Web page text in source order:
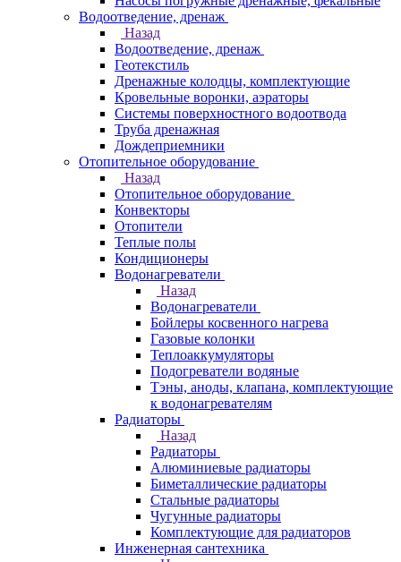
Водоотведение, дренаж
Назад
Водоотведение, дренаж
Геотекстиль
Дренажные колодцы, комплектующие
Кровельные воронки, аэраторы
Системы поверхностного водоотвода
Труба дренажная
Дождеприемники
Отопительное оборудование
Назад
Отопительное оборудование
Конвекторы
Отопители
Теплые полы
Кондиционеры
Водонагреватели
Назад
Водонагреватели
Бойлеры косвенного нагрева
Газовые колонки
Теплоаккумуляторы
Подогреватели водяные
Тэны, аноды, клапана, комплектующие
к водонагревателям
Радиаторы
Назад
Радиаторы
Алюминиевые радиаторы
Биметаллические радиаторы
Стальные радиаторы
Чугунные радиаторы
Комплектующие для радиаторов
Инженерная сантехника